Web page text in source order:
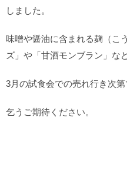
しました。
味噌や醤油に含まれる麹（こ
ズ」や「甘酒モンブラン」など
3月の試食会での売れ行き次第
乞うご期待ください。